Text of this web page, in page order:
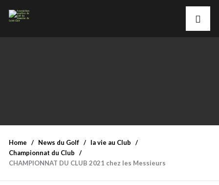
Home News du Golf
la vie au Club
Championnat du Club
CHAMPIONNAT DU CLUB 2021 chez les Messieurs